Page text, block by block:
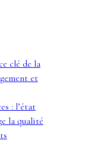
clé de la
et
: l’état
la qualité